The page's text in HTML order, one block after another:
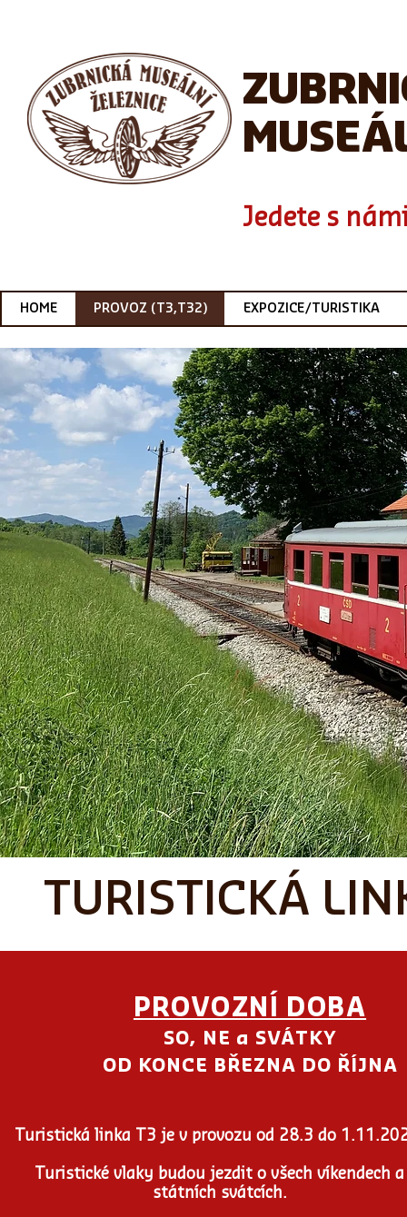
Jedete s
HOME PROVOZ (T3,T32) EXPOZICE/TURISTIKA
TURISTICKÁ
PROVOZNÍ DOBA
SO, NE a SVÁTKY
OD KONCE BŘEZNA DO ŘÍJNA
Turistická linka T3 je v provozu od 28.3 do
Turistické vlaky budou jezdit o všech víkendech a
státních svátcích.